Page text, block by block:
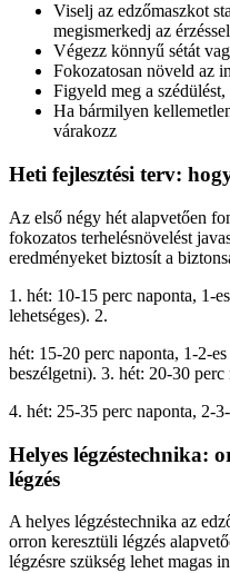
Viselj az edzőmaszkot
megismerkedj az érzéssel
Végezz könnyű sétát
Fokozatosan növeld az
Figyeld meg a
Ha bármilyen
várakozz
Heti fejlesztési terv:
Az első négy hét alapvetően
fokozatos terhelésnövelést
eredményeket biztosít a
1. hét: 10-15 perc naponta, 1-
lehetséges). 2.
hét: 15-20 perc naponta, 1-2-
beszélgetni). 3. hét: 20-30 perc
4. hét: 25-35 perc naponta, 2-
Helyes légzéstechnika:
légzés
A helyes légzéstechnika az
orron keresztüli légzés
légzésre szükség lehet magas